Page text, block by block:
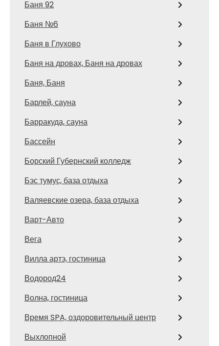
Баня 92
Баня №6
Баня в Глухово
Баня на дровах, Баня на дровах
Баня, Баня
Барлей, сауна
Барракуда, сауна
Бассейн
Борский Губернский колледж
Бэс тумус, база отдыха
Валяевские озера, база отдыха
Варт-Авто
Вега
Вилла артэ, гостиница
Водород24
Волна, гостиница
Время SPA, оздоровительный центр
Выхлопной